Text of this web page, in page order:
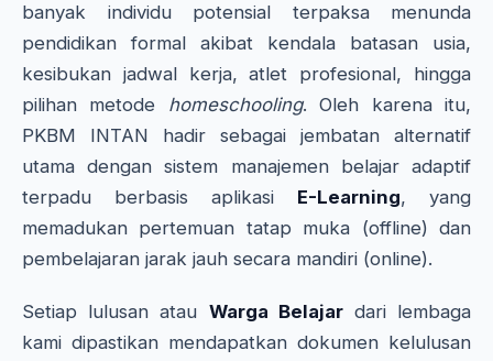
banyak individu potensial terpaksa menunda
pendidikan formal akibat kendala batasan usia,
kesibukan jadwal kerja, atlet profesional, hingga
pilihan metode homeschooling. Oleh karena itu,
PKBM INTAN hadir sebagai jembatan alternatif
utama dengan sistem manajemen belajar adaptif
terpadu berbasis aplikasi E-Learning, yang
memadukan pertemuan tatap muka (offline) dan
pembelajaran jarak jauh secara mandiri (online).
Setiap lulusan atau Warga Belajardari lembaga
kami dipastikan mendapatkan dokumen kelulusan